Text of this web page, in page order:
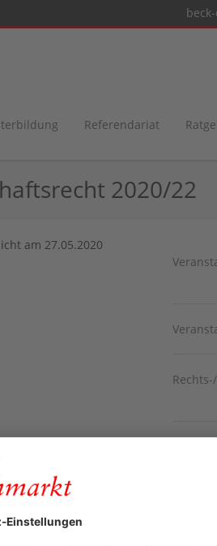
Referendariat
2020/22
am 27.05.2020